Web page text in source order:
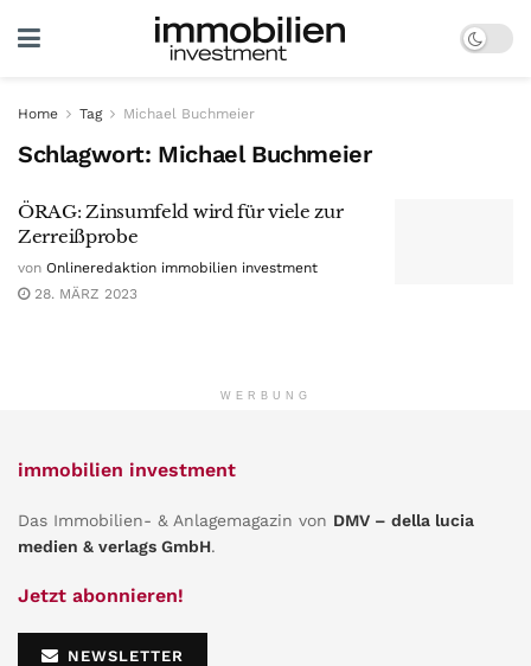
Home Tag Michael Buchmeier
Schlagwort: Michael Buchmeier
ÖRAG: Zinsumfeld wird für viele zur
Zerreißprobe
von Onlineredaktion immobilien investment
28. MÄRZ 2023
WERBUNG
immobilien investment
Das Immobilien- & Anlagemagazin von DMV – della lucia
medien & verlags GmbH.
Jetzt abonnieren!
NEWSLETTER